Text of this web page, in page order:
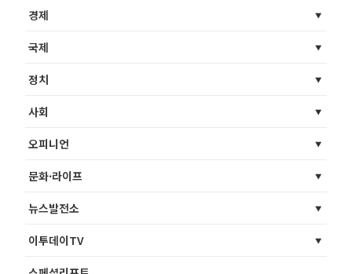
경제
국제
정치
사회
오피니언
문화·라이프
뉴스발전소
이투데이TV